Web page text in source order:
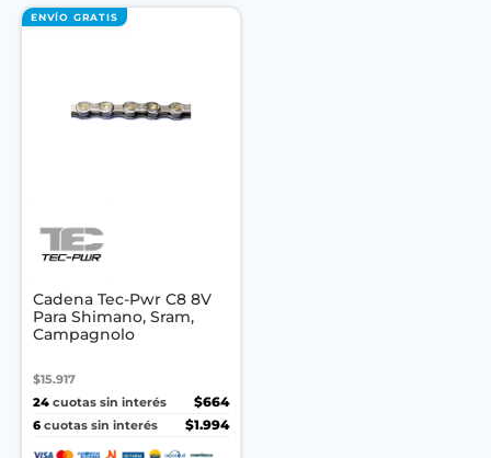
ENVÍO GRATIS
Cadena Tec-Pwr C8 8V
Para Shimano, Sram,
Campagnolo
$15.917
24 cuotas sin interés
$664
6 cuotas sin interés $1.994